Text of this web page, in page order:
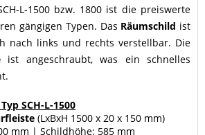
L-1500 bzw. 1800 ist die preiswerte
gängigen Typen. Das Räumschild ist
nach links und rechts verstellbar. Die
ist angeschraubt, was ein schnelles
SCH-L-1500
(LxBxH 1500 x 20 x 150 mm)
mm | Schildhöhe: 585 mm